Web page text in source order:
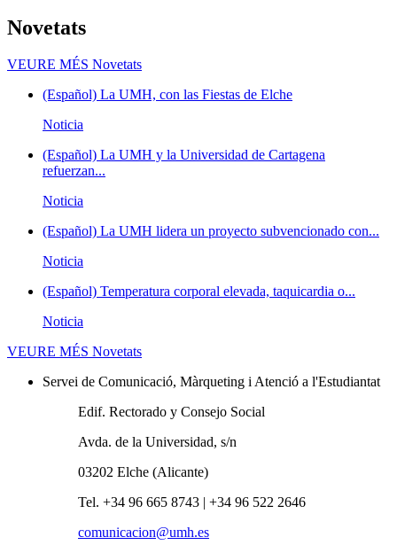
Novetats
VEURE MÉS Novetats
(Español) La UMH, con las Fiestas de Elche
Noticia
(Español) La UMH y la Universidad de Cartagena
refuerzan...
Noticia
(Español) La UMH lidera un proyecto subvencionado con...
Noticia
(Español) Temperatura corporal elevada, taquicardia o...
Noticia
VEURE MÉS Novetats
Servei de Comunicació, Màrqueting i Atenció a l'Estudiantat
Edif. Rectorado y Consejo Social
Avda. de la Universidad, s/n
03202 Elche (Alicante)
Tel. +34 96 665 8743 | +34 96 522 2646
comunicacion@umh.es